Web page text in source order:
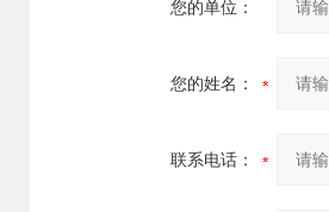
您的单位：
您的姓名：
联系电话：